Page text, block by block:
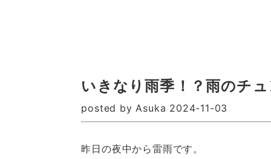
いきなり雨季！？雨のチ
posted by Asuka 2024-11-03
昨日の夜中から雷雨です。